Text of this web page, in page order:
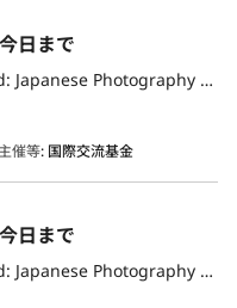
日まで
Gazing at the Contemporary World: Japanese Photography from the 1970s to the Present
催等: 国際交流基金
日まで
Gazing at the Contemporary World: Japanese Photography from the 1970s to the Present